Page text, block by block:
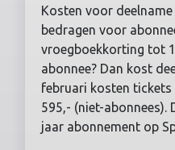
Kosten voor
bedragen voor
vroegboekkorting tot
abonnee? Dan kost
februari kosten tickets
595,- (niet-abonnees).
jaar abonnement op